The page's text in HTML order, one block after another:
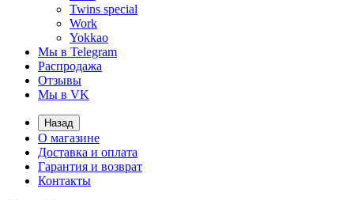
Twins special
Work
Yokkao
Мы в Telegram
Распродажа
Отзывы
Мы в VK
Назад
О магазине
Доставка и оплата
Гарантия и возврат
Контакты